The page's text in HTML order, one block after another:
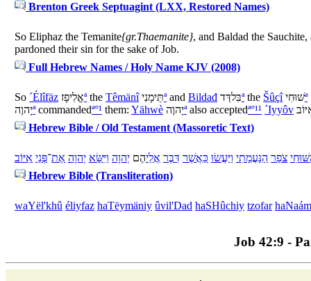
Brenton Greek Septuagint (LXX, Restored Names)
So Eliphaz the Temanite{gr.Thaemanite}, and Baldad the
pardoned their sin for the sake of Job.
Full Hebrew Names / Holy Name KJV (2008)
So ´Élîfäz אֱלִיפָזªthe Têmänî תֵּימָנִיªand Bildađ בִּלדַּדªthe Šûçî שׁוּחִיª
יָהוֶהªcommandedª°¹ them: Yähwè יָהוֶהªalso acceptedª°¹¹ ´Iyyôv
Hebrew Bible / Old Testament (Massoretic Text)
שּׁוּחִי צֹפַר הַנַּעֲמָתִי וַיַּעֲשׂוּ כַּאֲשֶׁר דִּבֶּר אֲלֵיהֶם יְהוָה וַיִּשָּׂא יְהוָה אֶת־פְּנֵי אִיּוֹב
Hebrew Bible (Transliteration)
waYël'khû éliyfaz haTëymäniy ûvil'Dad haSHûchiy tzofar ha
Job 42:9 -